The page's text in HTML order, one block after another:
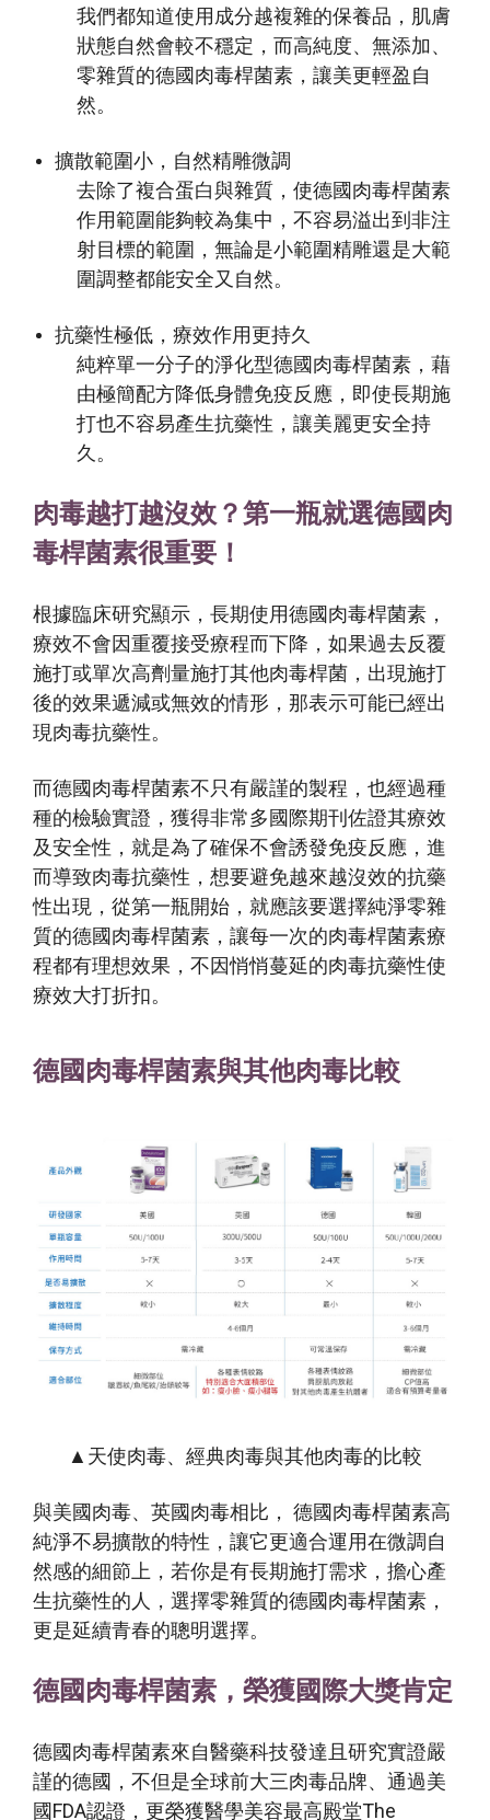
我們都知道使用成分越複雜的保養品，肌膚
狀態自然會較不穩定，而高純度、無添加、
零雜質的德國肉毒桿菌素，讓美更輕盈自
然。
擴散範圍小，自然精雕微調
去除了複合蛋白與雜質，使德國肉毒桿菌素
作用範圍能夠較為集中，不容易溢出到非注
射目標的範圍，無論是小範圍精雕還是大範
圍調整都能安全又自然。
抗藥性極低，療效作用更持久
純粹單一分子的淨化型德國肉毒桿菌素 ，藉
由極簡配方降低身體免疫反應，即使長期施
打也不容易產生抗藥性，讓美麗更安全持
久。
肉毒越打越沒效？第一瓶就選德國肉
毒桿菌素很重要！
根據臨床研究顯示，長期使用德國肉毒桿菌素 ，
療效不會因重覆接受療程而下降，如果過去反覆
施打或單次高劑量施打其他肉毒桿菌，出現施打
後的效果遞減或無效的情形，那表示可能已經出
現肉毒抗藥性。
而德國肉毒桿菌素不只有嚴謹的製程，也經過種
種的檢驗實證，獲得非常多國際期刊佐證其療效
及安全性，就是為了確保不會誘發免疫反應，進
而導致肉毒抗藥性，想要避免越來越沒效的抗藥
性出現，從第一瓶開始，就應該要選擇純淨零雜
質的德國肉毒桿菌素 ，讓每一次的肉毒桿菌素療
程都有理想效果，不因悄悄蔓延的肉毒抗藥性使
療效大打折扣。
德國肉毒桿菌素與其他肉毒比較
▲天使肉毒、經典肉毒與其他肉毒的比較
與美國肉毒、英國肉毒相比，德國肉毒桿菌素高
純淨不易擴散的特性，讓它更適合運用在微調自
然感的細節上，若你是有長期施打需求，擔心產
生抗藥性的人，選擇零雜質的德國肉毒桿菌素，
更是延續青春的聰明選擇。
德國肉毒桿菌素，榮獲國際大獎肯定
德國肉毒桿菌素來自醫藥科技發達且研究實證嚴
謹的德國，不但是全球前大三肉毒品牌、通過美
國FDA認證，更榮獲醫學美容最高殿堂The